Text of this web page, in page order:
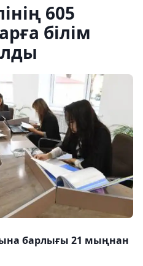
605
білім
барлығы 21 мыңнан